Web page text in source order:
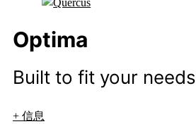
Optima
Built to fit your needs
+ 信息